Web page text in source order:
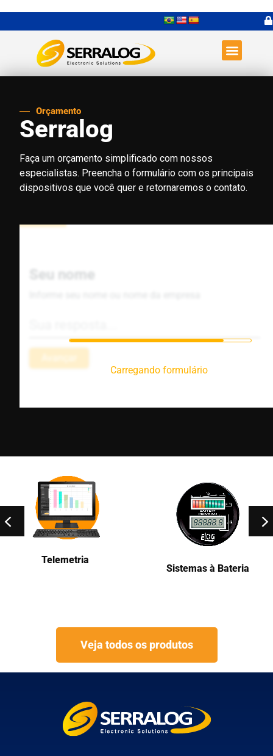
Orçamento
Serralog
Faça um orçamento simplificado com nossos
especialistas. Preencha o formulário com os principais
dispositivos que você quer e retornaremos o contato.
Telemetria
Sistemas à Bateria
Veja todos os produtos